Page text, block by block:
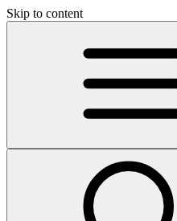
Skip to content